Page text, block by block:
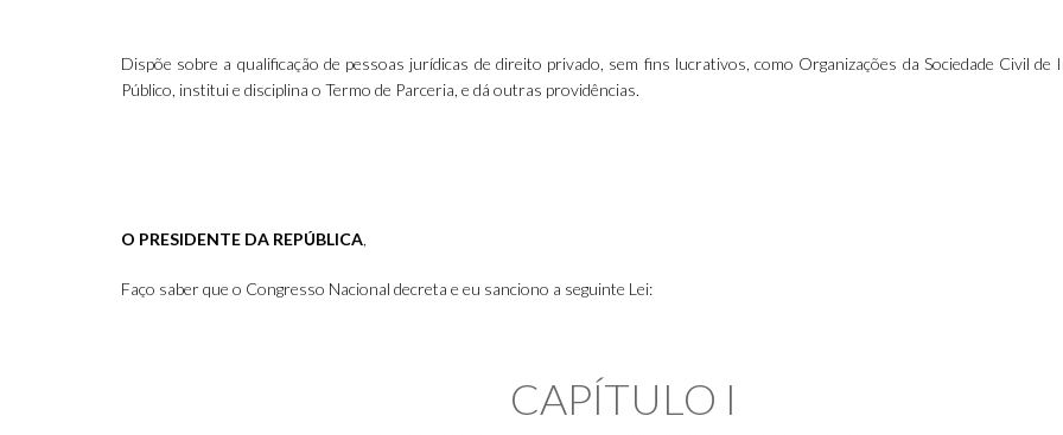
Dispõe sobre a qualificação de pessoas jurídicas de direito privado, sem fins lucrativos, como Organizações da Sociedade Civil de
Público, institui e disciplina o Termo de Parceria, e dá outras providências.
O PRESIDENTE DA REPÚBLICA,
Faço saber que o Congresso Nacional decreta e eu sanciono a seguinte Lei:
CAPÍTULO I